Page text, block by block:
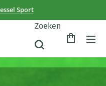
Sport
Zoeken